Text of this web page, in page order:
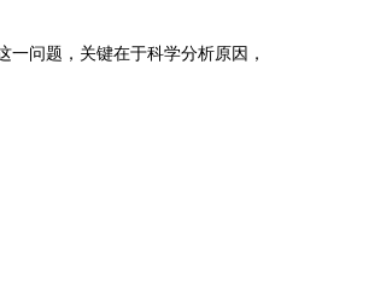
问题，关键在于科学分析原因，